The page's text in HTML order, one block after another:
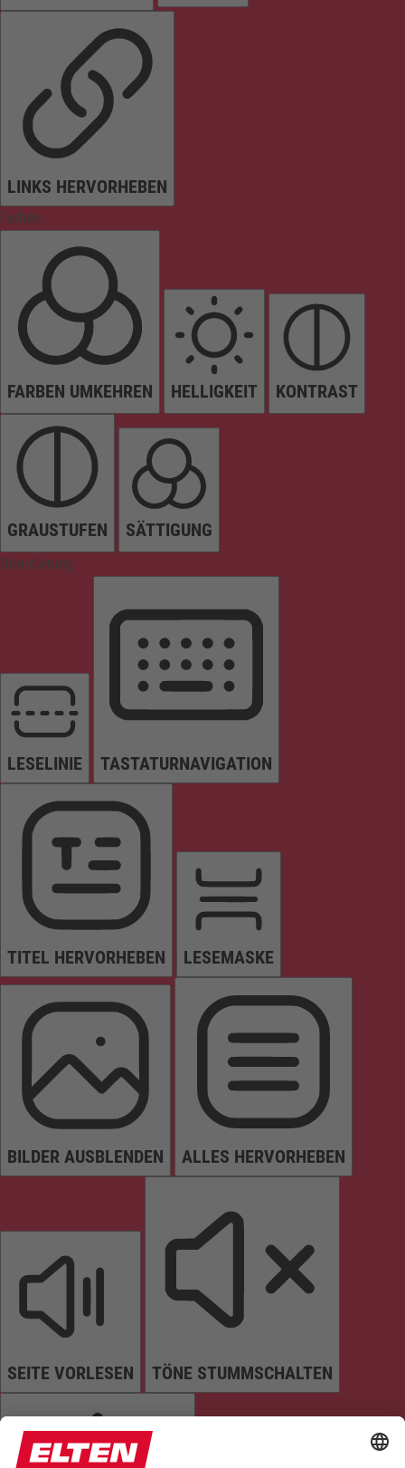
LINKS HERVORHEBEN
Farben
FARBEN UMKEHREN HELLIGKEIT KONTRAST
GRAUSTUFEN SÄTTIGUNG
Orientierung
LESELINIE TASTATURNAVIGATION
TITEL HERVORHEBEN LESEMASKE
BILDER AUSBLENDEN ALLES HERVORHEBEN
SEITE VORLESEN TÖNE STUMMSCHALTEN